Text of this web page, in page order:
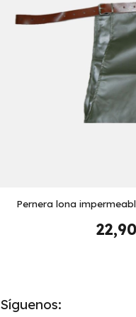
Pernera lona
Síguenos: